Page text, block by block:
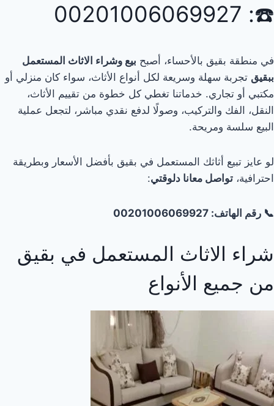
☎️: 00201006069927
في منطقة بقيق بالأحساء، أصبح بيع وشراء الاثاث المستعمل
ببقيق تجربة سهلة وسريعة لكل أنواع الأثاث، سواء كان منزلي أو
مكتبي أو تجاري. خدماتنا تغطي كل خطوة من تقييم الأثاث،
النقل، الفك والتركيب، وصولًا لدفع نقدي مباشر، لتجعل عملية
البيع سلسة ومريحة.
لو عايز تبيع أثاثك المستعمل في بقيق بأفضل الأسعار وبطريقة
احترافية، تواصل معانا دلوقتي:
📞 رقم الهاتف: 00201006069927
شراء الاثاث المستعمل في بقيق
من جميع الأنواع